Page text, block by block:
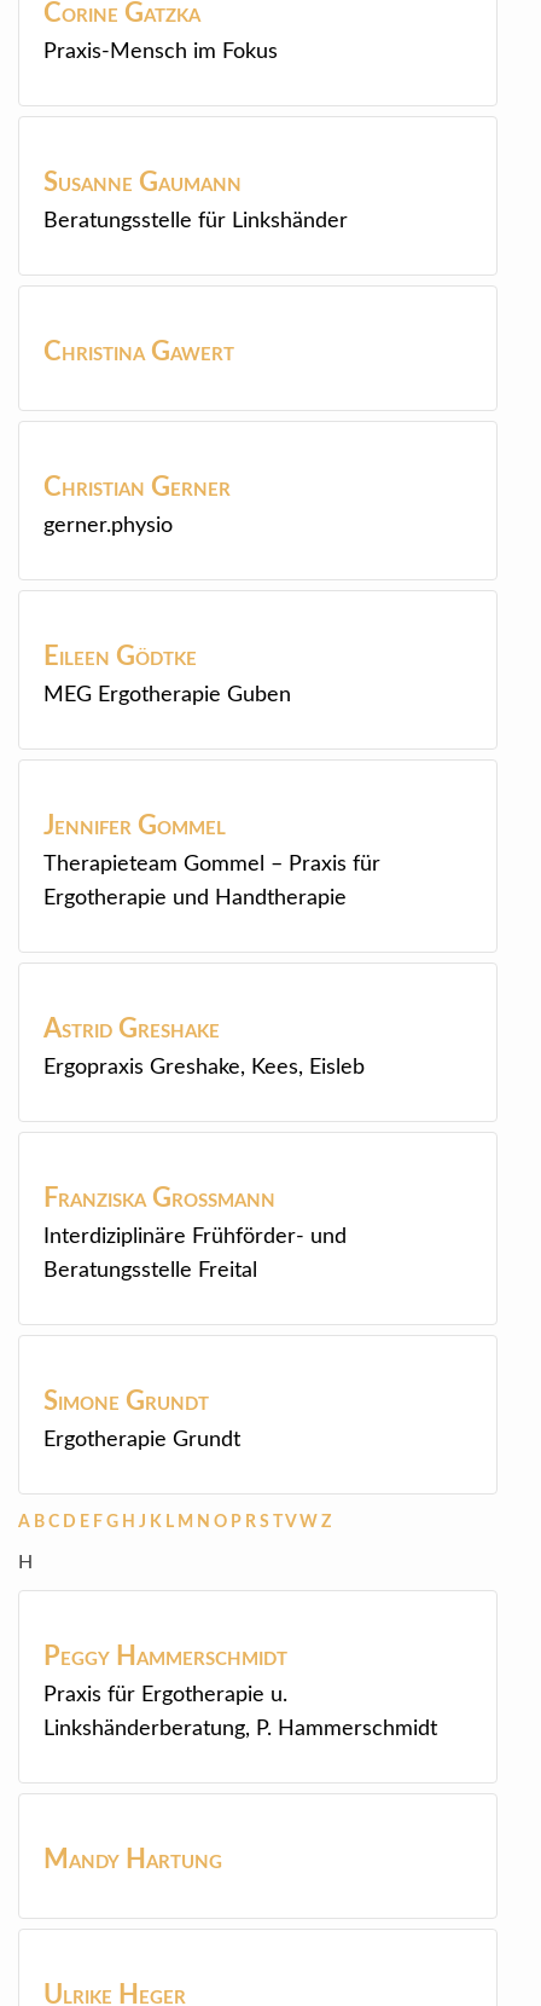
Corine Gatzka
Praxis-Mensch im Fokus
Susanne Gaumann
Beratungsstelle für Linkshänder
Christina Gawert
Christian Gerner
gerner.physio
Eileen Gödtke
MEG Ergotherapie Guben
Jennifer Gommel
Therapieteam Gommel – Praxis für
Ergotherapie und Handtherapie
Astrid Greshake
Ergopraxis Greshake, Kees, Eisleb
Franziska Großmann
Interdiziplinäre Frühförder- und
Beratungsstelle Freital
Simone Grundt
Ergotherapie Grundt
A B C D E F G H J K L M N O P R S V W Z
H
Peggy Hammerschmidt
Praxis für Ergotherapie u.
Linkshänderberatung, P. Hammerschmidt
Mandy Hartung
Ulrike Heger